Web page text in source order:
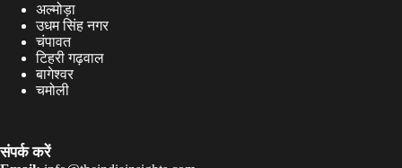
अल्मोड़ा
उधम सिंह नगर
चंपावत
टिहरी गढ़वाल
बागेश्वर
चमोली
संपर्क करें